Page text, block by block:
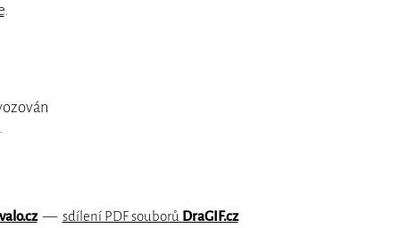
.
.
— sdílení PDF souborů DraGIF.cz